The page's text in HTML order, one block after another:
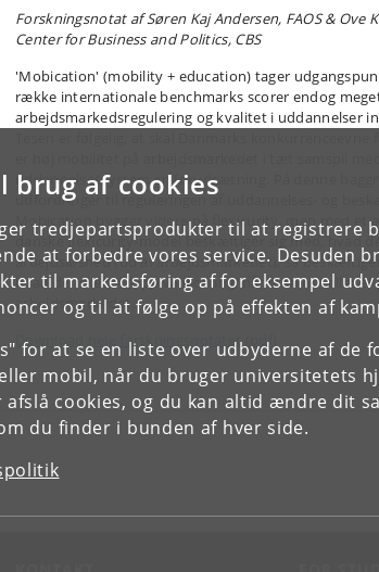
brug af cookies
tredjepartsprodukter til at registrere
at forbedre vores service. Desuden
til markedsføring af for eksempel
og til at følge op på effekten af
for at se en liste over udbyderne af de
mobil, når du bruger universitetets
afslå cookies, og du kan altid ændre dit
du finder i bunden af hver side.
Forskningsnotat af Søren Kaj Andersen, FAOS & Ove
Center for Business and Politics, CBS
'Mobication' (mobility + education) tager
række internationale benchmarks scorer endog
arbejdsmarkedsregulering og kvalitet i uddannelser
uddannelsessystem en forudsætning. På denne
udfordringer til reguleringen af uddannelses- og
Mobication bygger videre på flexicurity, men med et
danske flexicurity-model beskæftiger sig med, hvad
arbejdsløshed (ud af arbejdsmarkedet), så
hvad der sker af (op)kvalificering, når man er - eller er
arbejdsmarkedet.
Download hele forskningsnotatet (pdf)